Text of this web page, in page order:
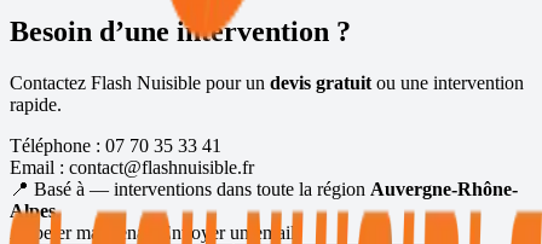
Besoin d’une intervention ?
Contactez Flash Nuisible pour un devis gratuit ou une intervention
rapide.
Téléphone : 07 70 35 33 41
Email : contact@flashnuisible.fr
📍 Basé à — interventions dans toute la région Auvergne-Rhône-
Alpes.
Appeler maintenant
Envoyer un email